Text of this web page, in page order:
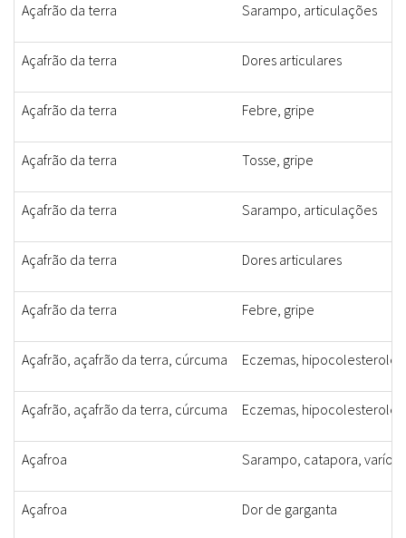
Açafrão da terra Sarampo, articulações
Açafrão da terra Dores articulares
Açafrão da terra Febre, gripe
Açafrão da terra Tosse, gripe
Açafrão da terra Sarampo, articulações
Açafrão da terra Dores articulares
Açafrão da terra Febre, gripe
Açafrão, açafrão da terra, cúrcuma Eczemas,
Açafrão, açafrão da terra, cúrcuma Eczemas,
Açafroa Sarampo, catapora, varíola
Açafroa Dor de garganta